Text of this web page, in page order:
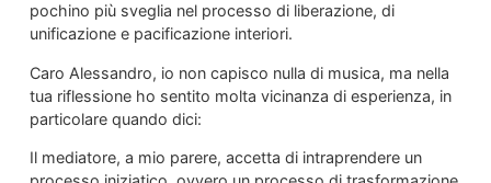
pochino più sveglia nel processo di liberazione, di
unificazione e pacificazione interiori.
Caro Alessandro, io non capisco nulla di musica, ma nella
tua riflessione ho sentito molta vicinanza di esperienza, in
particolare quando dici:
Il mediatore, a mio parere, accetta di intraprendere un